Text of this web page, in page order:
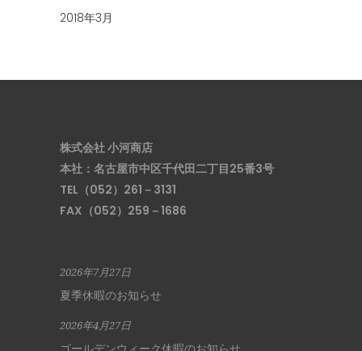
2018年3月
株式会社 小河商店
本社：名古屋市中区千代田二丁目25番3号
TEL（052）261－3131
FAX（052）259－1686
2026年7月27日
夏季休暇のお知らせ
2026年4月27日